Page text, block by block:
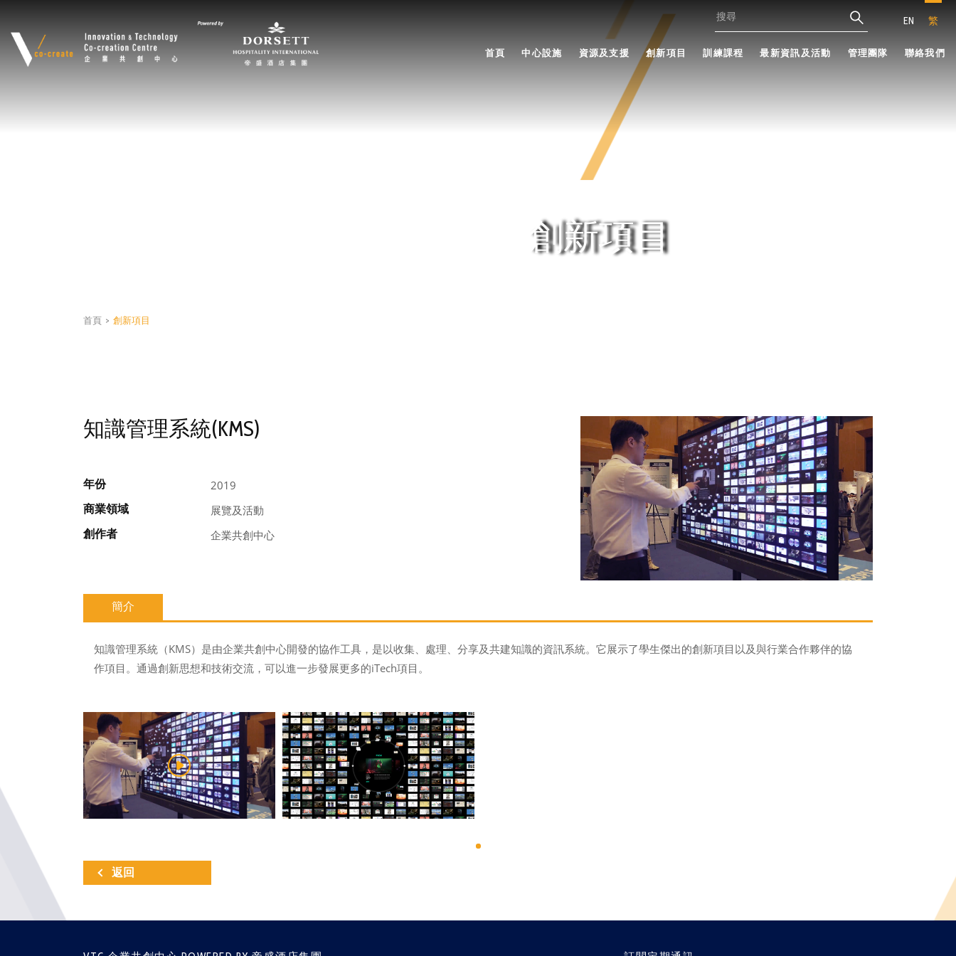
EN 繁
首頁 中心設施 資源及支援 創新項目 訓練課程 最新資訊及活動 管理團隊 聯絡我們
創新項目
首頁 > 創新項目
知識管理系統(KMS)
年份 2019
商業領域 展覽及活動
創作者 企業共創中心
簡介
知識管理系統（KMS）是由企業共創中心開發的協作工具，是以收集、處理、分享及共建知識的資訊系統。它展示了學生傑出的創新項目以及與行業合作夥伴的協
作項目。通過創新思想和技術交流，可以進一步發展更多的iTech項目。
返回